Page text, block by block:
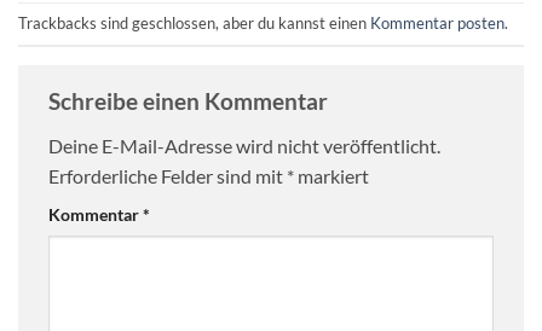
Trackbacks sind geschlossen, aber du kannst einen Kommentar posten.
Schreibe einen Kommentar
Deine E-Mail-Adresse wird nicht veröffentlicht.
Erforderliche Felder sind mit * markiert
Kommentar*